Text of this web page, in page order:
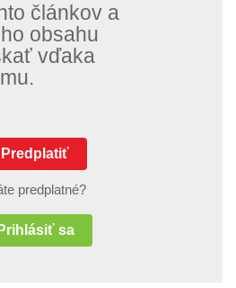
článkov a
obsahu
vďaka
Predplatiť
predplatné?
Prihlásiť sa